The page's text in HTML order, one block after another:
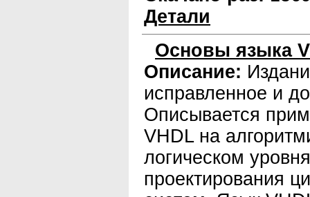
Детали
Основы языка
Описание:
исправленное и
Описывается
VHDL на
логическом
проектирования